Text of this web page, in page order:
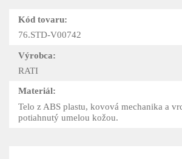
Kód tovaru:
76.STD-V00742
Výrobca:
RATI
Materiál:
Telo z ABS plastu, kovová mechanika a
potiahnutý umelou kožou.